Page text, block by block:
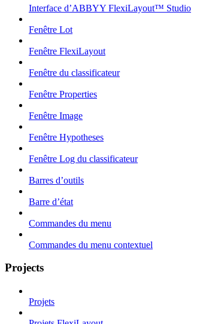
Interface d’ABBYY FlexiLayout™ Studio
Fenêtre Lot
Fenêtre FlexiLayout
Fenêtre du classificateur
Fenêtre Properties
Fenêtre Image
Fenêtre Hypotheses
Fenêtre Log du classificateur
Barres d’outils
Barre d’état
Commandes du menu
Commandes du menu contextuel
Projects
Projets